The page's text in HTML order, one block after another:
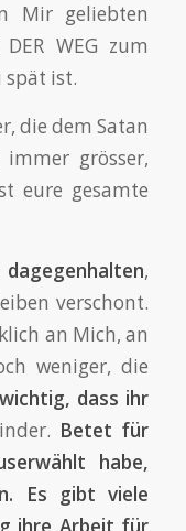
Mir geliebten
WEG zum
spät ist.
die dem Satan
grösser,
eure gesamte
,
verschont.
an Mich, an
weniger, die
dass ihr
Betet für
habe,
Es gibt viele
ihre Arbeit für